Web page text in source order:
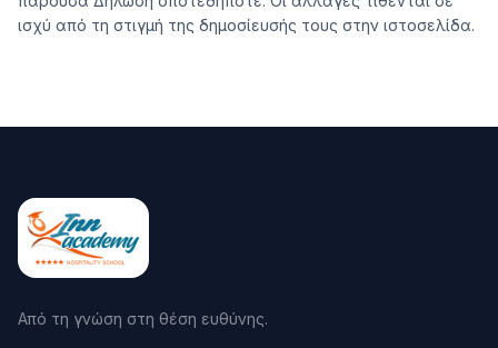
ισχύ από τη στιγμή της δημοσίευσής τους στην ιστοσελίδα.
Από τη γνώση στη θέση ευθύνης.